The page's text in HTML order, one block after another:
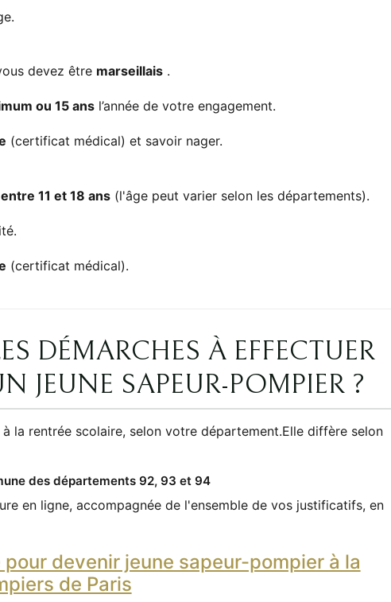
devez être marseillais.
ou 15 ansl’année de votre engagement.
(certificat médical) et savoir nager.
entre 11 et 18 ans(l'âge peut varier selon les départements).
(certificat médical).
DÉMARCHES À EFFECTUER
JEUNE SAPEUR-POMPIER ?
la rentrée scolaire, selon votre département.Elle diffère selon
des départements 92, 93 et 94
en ligne, accompagnée de l'ensemble de vos justificatifs, en
devenir jeune sapeur-pompier à la
de Paris